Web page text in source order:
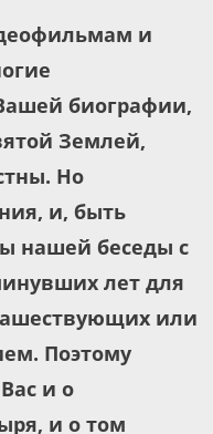
и
биографии,
Землей,
Но
и, быть
нашей беседы с
лет для
или
Поэтому
и о
и о том